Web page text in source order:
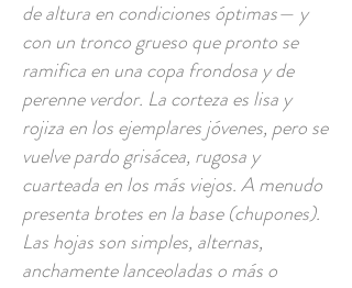
de altura en condiciones óptimas— y
con un tronco grueso que pronto se
ramifica en una copa frondosa y de
perenne verdor. La corteza es lisa y
rojiza en los ejemplares jóvenes, pero se
vuelve pardo grisácea, rugosa y
cuarteada en los más viejos. A menudo
presenta brotes en la base (chupones).
Las hojas son simples, alternas,
anchamente lanceoladas o más o